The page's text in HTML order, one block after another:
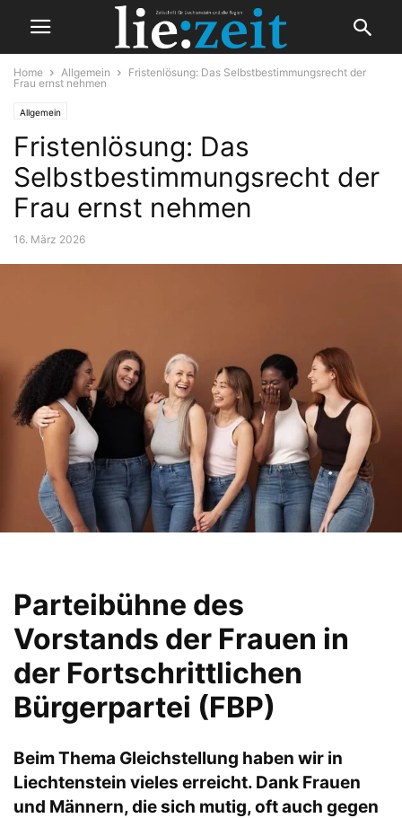
Home Allgemein
Fristenlösung: Das Selbstbestimmungsrecht der
Frau ernst nehmen
Allgemein
Fristenlösung: Das
Selbstbestimmungsrecht der
Frau ernst nehmen
16. März 2026
Parteibühne des
Vorstands der Frauen in
der Fortschrittlichen
Bürgerpartei (FBP)
Beim Thema Gleichstellung haben wir in
Liechtenstein vieles erreicht. Dank Frauen
und Männern, die sich mutig, oft auch gegen